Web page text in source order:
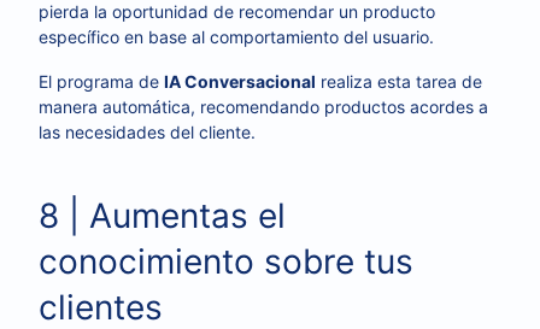
pierda la oportunidad de recomendar un producto
específico en base al comportamiento del usuario.
El programa de IA Conversacional realiza esta tarea de
manera automática, recomendando productos acordes a
las necesidades del cliente.
8 | Aumentas el
conocimiento sobre tus
clientes